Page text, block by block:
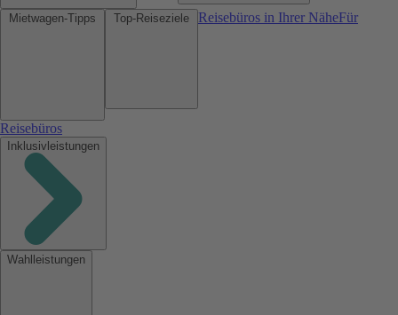
Reisebüros in Ihrer NäheFür
Reisebüros
Inklusivleistungen
Wahlleistungen